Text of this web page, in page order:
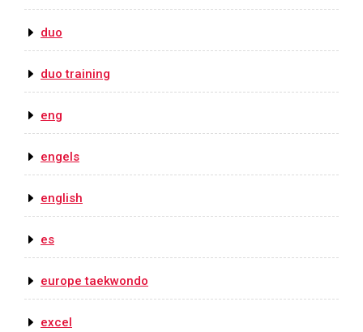
duo
duo training
eng
engels
english
es
europe taekwondo
excel